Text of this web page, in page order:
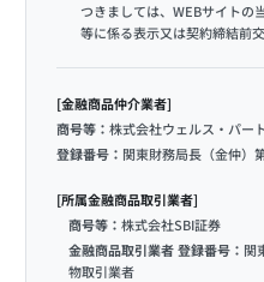
つきましては、WEBサイトの
等に係る表示又は契約締結前
[金融商品仲介業者]
商号等： 株式会社ウェルス・パー
登録番号： 関東財務局長（金仲）
[所属金融商品取引業者]
商号等： 株式会社SBI証券
金融商品取引業者 登録番号： 関
物取引業者